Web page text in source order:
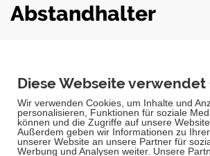
Abstandhalter
Diese sehr eleganten Abstandhalter
einem Edelstahl-Finish. Sie haben einen
mm, einen Bohrdurchmesser von 10 mm
Plattenstärke zwischen 3-8 mm geeignet.
werden in einem 4er Set geliefert.